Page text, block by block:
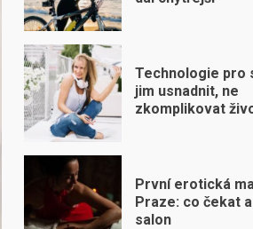
Technologie pro
jim usnadnit, ne
zkomplikovat
První erotická
Praze: co čekat
salon